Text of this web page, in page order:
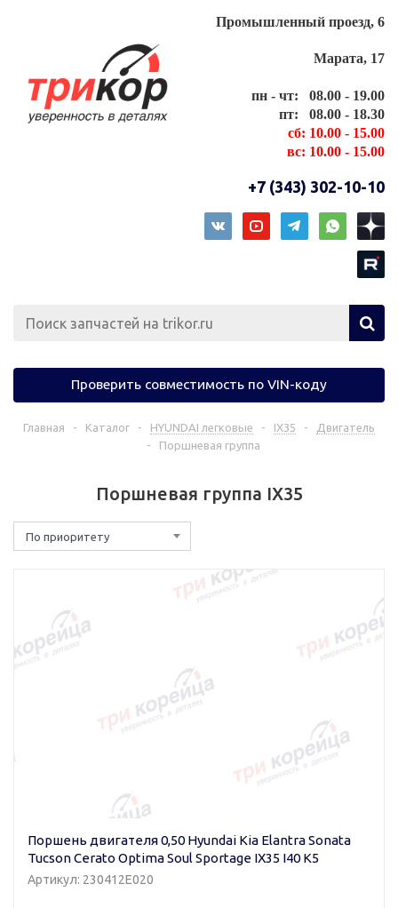
Промышленный проезд, 6
Марата, 17
пн - чт: 08.00 - 19.00
пт: 08.00 - 18.30
сб: 10.00 - 15.00
вс: 10.00 - 15.00
+7 (343) 302-10-10
Проверить совместимость по VIN-коду
Главная - Каталог - HYUNDAI легковые - IX35 -
Двигатель
-
Поршневая группа
Поршневая группа IX35
По приоритету
Поршень двигателя 0,50 Hyundai Kia Elantra Sonata
Tucson Cerato Optima Soul Sportage IX35 I40 K5
Артикул: 230412E020